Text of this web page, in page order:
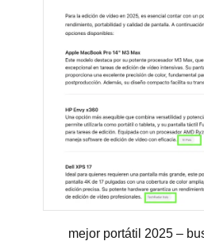
mejor portátil 2025 –